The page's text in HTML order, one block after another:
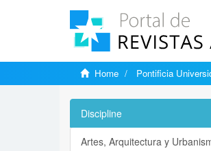
Home Pontificia
Discipline
Artes, Arquitectura y